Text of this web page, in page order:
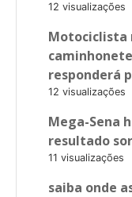
12 visualizações
Motociclista
responderá
12 visualizações
Mega-Sena
resultado
11 visualizações
saiba onde